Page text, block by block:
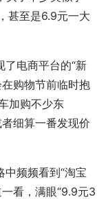
甚至是6.9元一大
了电商平台的“新
购物节前临时抱
加购不少东
细算一番发现价
中频频看到“淘宝
看，满眼“9.9元3